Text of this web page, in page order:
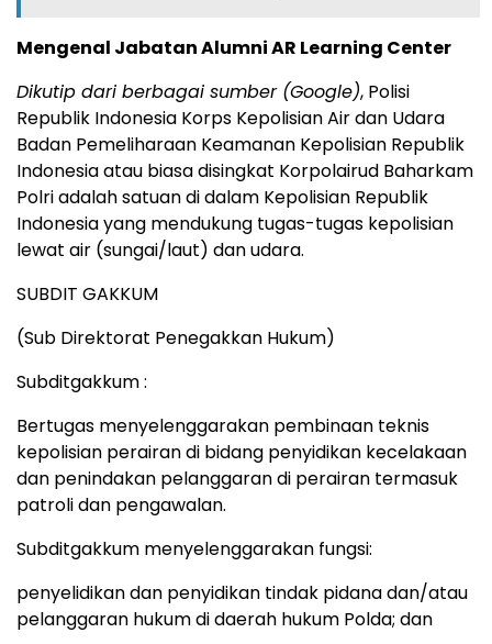
Mengenal Jabatan Alumni AR Learning Center
Dikutip dari berbagai sumber (Google), Polisi
Republik Indonesia Korps Kepolisian Air dan Udara
Badan Pemeliharaan Keamanan Kepolisian Republik
Indonesia atau biasa disingkat Korpolairud Baharkam
Polri adalah satuan di dalam Kepolisian Republik
Indonesia yang mendukung tugas-tugas kepolisian
lewat air (sungai/laut) dan udara.
SUBDIT GAKKUM
(Sub Direktorat Penegakkan Hukum)
Subditgakkum :
Bertugas menyelenggarakan pembinaan teknis
kepolisian perairan di bidang penyidikan kecelakaan
dan penindakan pelanggaran di perairan termasuk
patroli dan pengawalan.
Subditgakkum menyelenggarakan fungsi:
penyelidikan dan penyidikan tindak pidana dan/atau
pelanggaran hukum di daerah hukum Polda; dan